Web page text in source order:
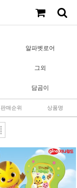
알파벳로어
그외
담곰이
판매순위 상품명